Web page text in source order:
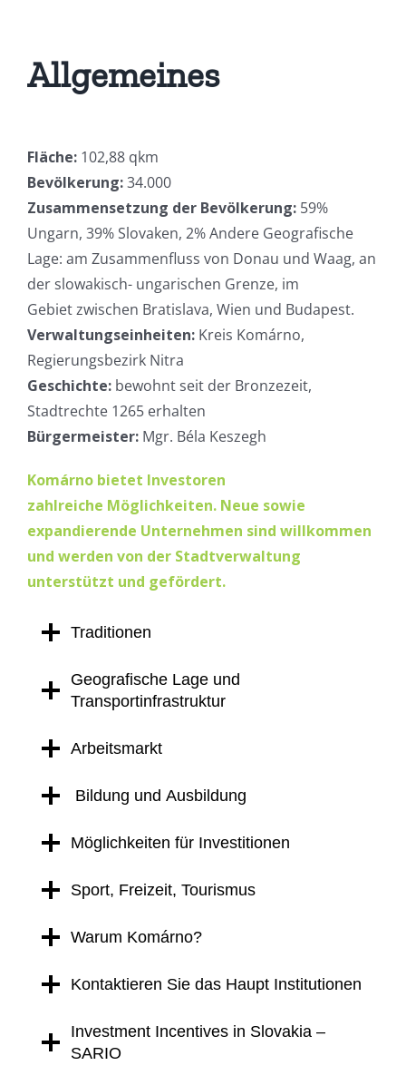
Allgemeines
Fläche: 102,88 qkm
Bevölkerung:34.000
Zusammensetzung der Bevölkerung: 59%
Ungarn, 39% Slovaken, 2% Andere Geografische
Lage: am Zusammenfluss von Donau und Waag, an
der slowakisch- ungarischen Grenze, im
Gebiet zwischen Bratislava, Wien und Budapest.
Verwaltungseinheiten: Kreis Komárno,
Regierungsbezirk Nitra
Geschichte: bewohnt seit der Bronzezeit,
Stadtrechte 1265 erhalten
Bürgermeister: Mgr. Béla Keszegh
Komárno bietet Investoren
zahlreiche Möglichkeiten. Neue sowie
expandierende Unternehmen sind willkommen
und werden von der Stadtverwaltung
unterstützt und gefördert.
Traditionen
Geografische Lage und
Transportinfrastruktur
Arbeitsmarkt
Bildung und Ausbildung
Möglichkeiten für Investitionen
Sport, Freizeit, Tourismus
Warum Komárno?
Kontaktieren Sie das Haupt Institutionen
Investment Incentives in Slovakia –
SARIO